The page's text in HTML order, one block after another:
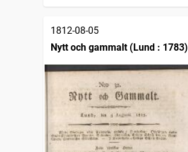
1812-08-05
Nytt och gammalt (Lund : 1783)